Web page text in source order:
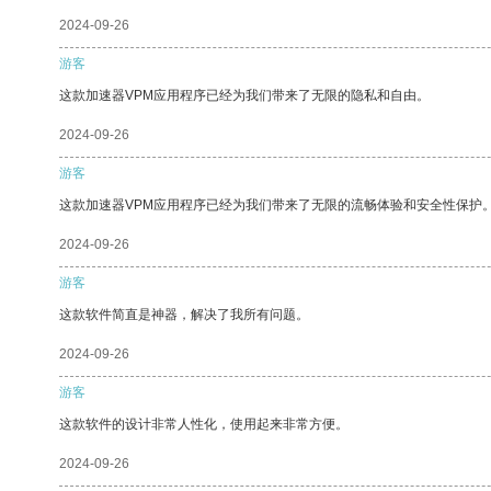
2024-09-26
游客
这款加速器VPM应用程序已经为我们带来了无限的隐私和自由。
2024-09-26
游客
这款加速器VPM应用程序已经为我们带来了无限的流畅体验和安全性保护
2024-09-26
游客
这款软件简直是神器，解决了我所有问题。
2024-09-26
游客
这款软件的设计非常人性化，使用起来非常方便。
2024-09-26